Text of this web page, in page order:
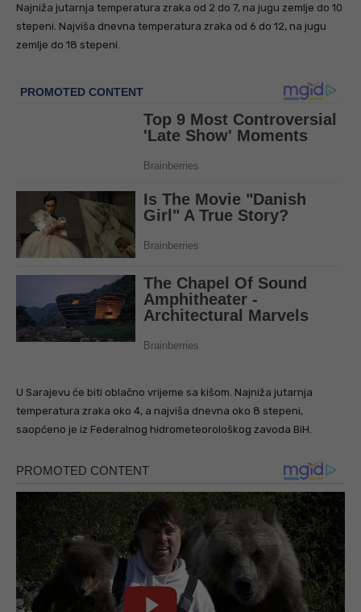
Najniža jutarnja temperatura zraka od 2 do 7, na jugu zemlje do 10
stepeni. Najviša dnevna temperatura zraka od 6 do 12, na jugu
zemlje do 18 stepeni.
U Sarajevu će biti oblačno vrijeme sa kišom. Najniža jutarnja
temperatura zraka oko 4, a najviša dnevna oko 8 stepeni,
saopćeno je iz Federalnog hidrometeorološkog zavoda BiH.